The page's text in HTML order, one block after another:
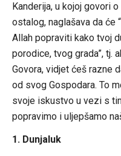
Kanderija, u kojoj govori
ostalog, naglašava da će
Allah popraviti kako tvoj
porodice, tvog grada”, tj.
Govora, vidjet ćeš razne
od svog Gospodara. To
svoje iskustvo u vezi s
popravimo i uljepšamo
1. Dunjaluk